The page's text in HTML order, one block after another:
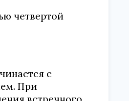
четвертой
с
При